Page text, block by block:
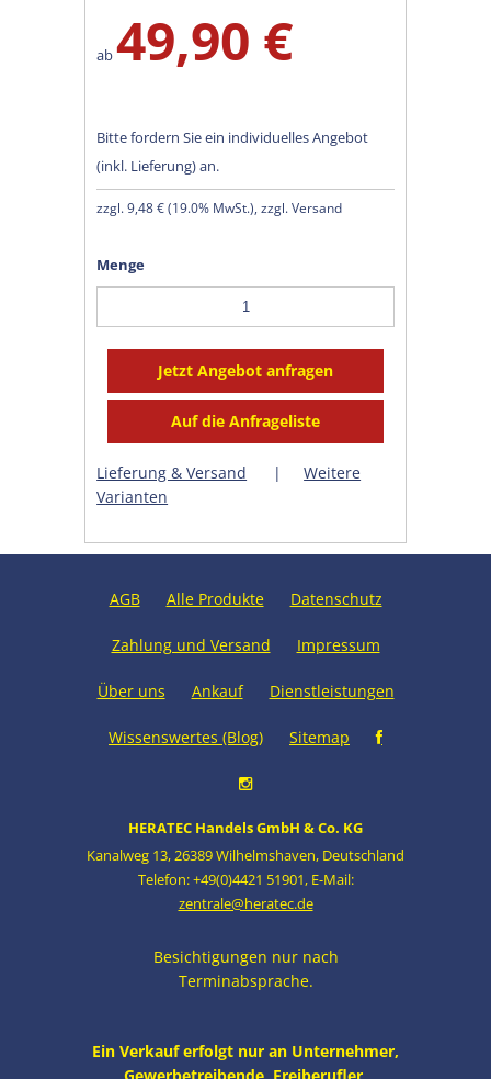
ab49,90 €
Bitte fordern Sie ein individuelles Angebot
(inkl. Lieferung) an.
zzgl.9,48 € (19.0% MwSt.), zzgl. Versand
Menge
Lieferung & Versand |
Weitere
Varianten
AGB Alle Produkte Datenschutz
Zahlung und Versand Impressum
Über uns Ankauf Dienstleistungen
Wissenswertes (Blog) Sitemap
HERATEC Handels GmbH & Co. KG
Kanalweg 13, 26389 Wilhelmshaven, Deutschland
Telefon: +49(0)4421 51901, E-Mail:
zentrale@heratec.de
Besichtigungen nur nach
Terminabsprache.
Ein Verkauf erfolgt nur an Unternehmer,
Gewerbetreibende, Freiberufler,